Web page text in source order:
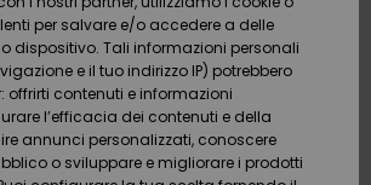
infradito
Surf /
Acqua
infradito
Surf /
Acqua
Scoprire
Snow
Highlights
Comunità
Snow
Shop
Donna
Outlet
Donna
Pagamento
Buono regalo
Quiksilver
Freedom
per salvare e/o accedere a delle
dispositivo. Tali informazioni personali
e il tuo indirizzo IP) potrebbero
offrirti contenuti e informazioni
l’efficacia dei contenuti e della
annunci personalizzati, conoscere
o sviluppare e migliorare i prodotti